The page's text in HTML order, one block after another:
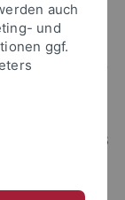
Kampf
zeigen, dass
auch
und
ggf.